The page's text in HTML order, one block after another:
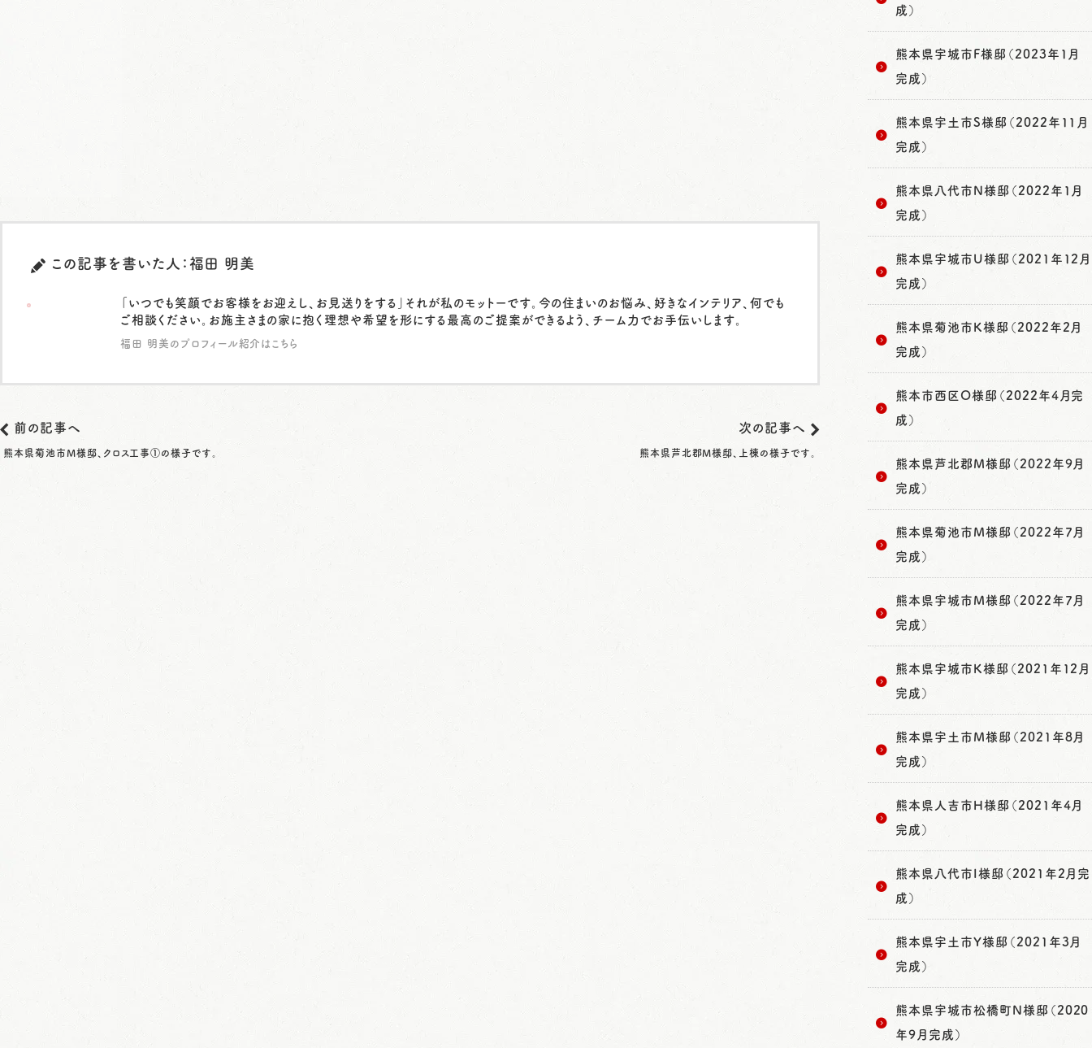
この記事を書いた人：福田 明美
「いつでも笑顔でお客様をお迎えし、お見送りをする」それが私のモットーです。今の住まいのお悩み、好きなインテリア、何でも
ご相談ください。お施主さまの家に抱く理想や希望を形にする最高のご提案ができるよう、チーム力でお手伝いします。
福田 明美のプロフィール紹介はこちら
前の記事へ
熊本県菊池市M様邸、クロス工事①の様子です。
次の記事へ
熊本県芦北郡M様邸、上棟の様子です。
成）
熊本県宇城市F様邸（2023年1月
完成）
熊本県宇土市S様邸（2022年11月
完成）
熊本県八代市N様邸（2022年1月
完成）
熊本県宇城市U様邸（2021年12月
完成）
熊本県菊池市K様邸（2022年2月
完成）
熊本市西区O様邸（2022年4月完
成）
熊本県芦北郡M様邸（2022年9月
完成）
熊本県菊池市M様邸（2022年7月
完成）
熊本県宇城市M様邸（2022年7月
完成）
熊本県宇城市K様邸（2021年12月
完成）
熊本県宇土市M様邸（2021年8月
完成）
熊本県人吉市H様邸（2021年4月
完成）
熊本県八代市I様邸（2021年2月完
成）
熊本県宇土市Y様邸（2021年3月
完成）
熊本県宇城市松橋町N様邸（2020
年9月完成）